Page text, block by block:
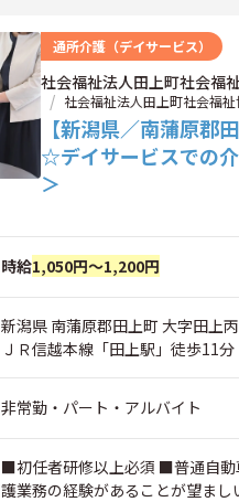
通所介護（デイサービス）
社会福祉法人田上町社会福
社会福祉法人田上町社会福
【新潟県／南蒲原
☆デイサービスでの
＞
時給1,050円～1,200円
新潟県 南蒲原郡田上町 大字田上
ＪＲ信越本線「田上駅」徒歩11分
非常勤・パート・アルバイト
■初任者研修以上必須 ■普通自
護業務の経験があることが望まし